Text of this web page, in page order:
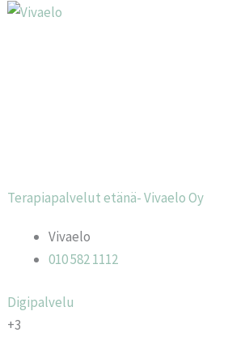
Terapiapalvelut etänä- Vivaelo Oy
Vivaelo
010 582 1112
Digipalvelu
+3